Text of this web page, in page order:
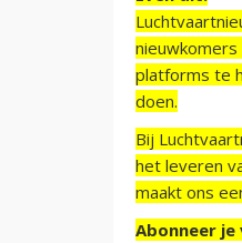
platforms te
doen.
Bij
het leveren
maakt ons
Abonneer